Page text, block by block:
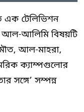
এক টেলিভিশন
আল-আলিমি বিষয়টি
আল-মাহরা,
ক্যাম্পগুলোর
সঙ্গে’ সম্পন্ন